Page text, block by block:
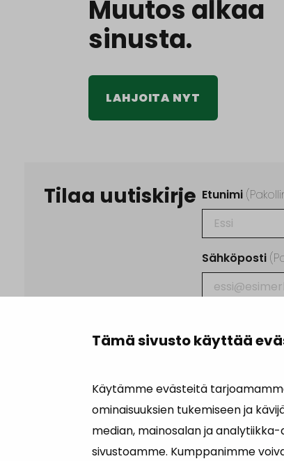
Tämä sivusto käyttää
Käytämme evästeitä
ominaisuuksien tukemiseen ja
median, mainosalan ja
sivustoamme. Kumppanimme
Muutos alkaa
sinusta.
LAHJOITA NYT
Tilaa uutiskirje Etunimi
Sähköposti
Tilaamalla
Suojattu Google
käyttöehdot.